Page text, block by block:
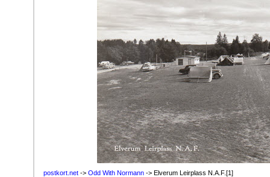
postkort.net -> Odd With Normann -> Elverum Leirplass N.A.F.[1]